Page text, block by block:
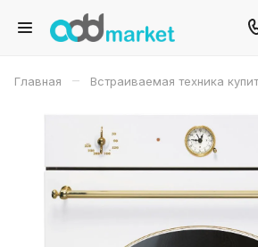
Главная – Встраиваемая техника